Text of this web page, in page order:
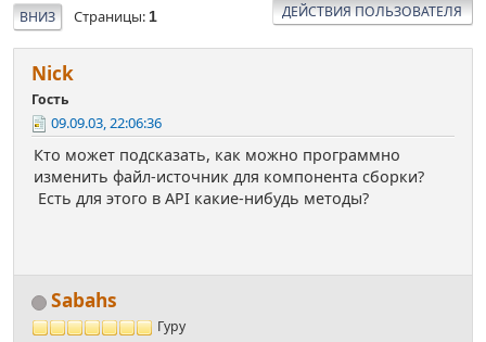
ВНИЗ Страницы 1 ДЕЙСТВИЯ ПОЛЬЗОВАТЕЛЯ
Nick
Гость
09.09.03, 22:06:36
Кто может подсказать, как можно программно
изменить файл-источник для компонента сборки?
Есть для этого в API какие-нибудь методы?
Sabahs
Гуру